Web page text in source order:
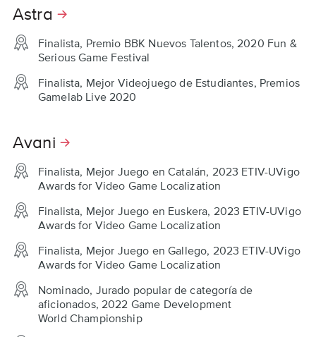
Astra
Finalista, Premio BBK Nuevos Talentos, 2020 Fun &
Serious Game Festival
Finalista, Mejor Videojuego de Estudiantes, Premios
Gamelab Live 2020
Avani
Finalista, Mejor Juego en Catalán, 2023 ETIV-UVigo
Awards for Video Game Localization
Finalista, Mejor Juego en Euskera, 2023 ETIV-UVigo
Awards for Video Game Localization
Finalista, Mejor Juego en Gallego, 2023 ETIV-UVigo
Awards for Video Game Localization
Nominado, Jurado popular de categoría de
aficionados, 2022 Game Development
World Championship